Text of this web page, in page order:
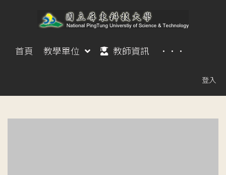
首頁 教學單位 教師資訊 ···
登入